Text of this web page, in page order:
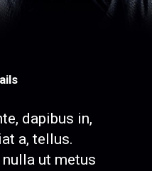
dapibus in,
a, tellus.
ut metus